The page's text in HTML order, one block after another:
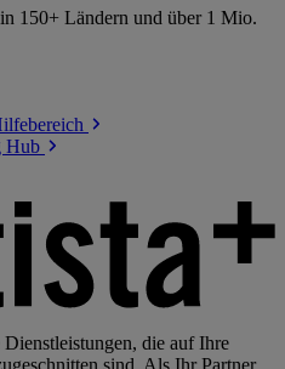
150+ Ländern und über 1 Mio.
Hub
Dienstleistungen, die auf Ihre
sind. Als Ihr Partner